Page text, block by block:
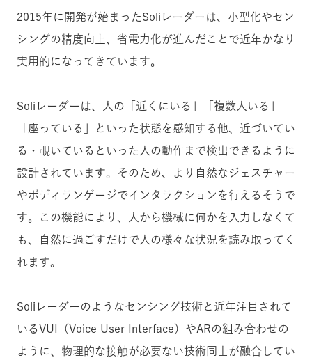
2015年に開発が始まったSoliレーダーは、小型化やセン
シングの精度向上、省電力化が進んだことで近年かなり
実用的になってきています。
Soliレーダーは、人の「近くにいる」「複数人いる」
「座っている」といった状態を感知する他、近づいてい
る・覗いているといった人の動作まで検出できるように
設計されています。そのため、より自然なジェスチャー
やボディランゲージでインタラクションを行えるそうで
す。この機能により、人から機械に何かを入力しなくて
も、自然に過ごすだけで人の様々な状況を読み取ってく
れます。
Soliレーダーのようなセンシング技術と近年注目されて
いるVUI（Voice User Interface）やARの組み合わせの
ように、物理的な接触が必要ない技術同士が融合してい